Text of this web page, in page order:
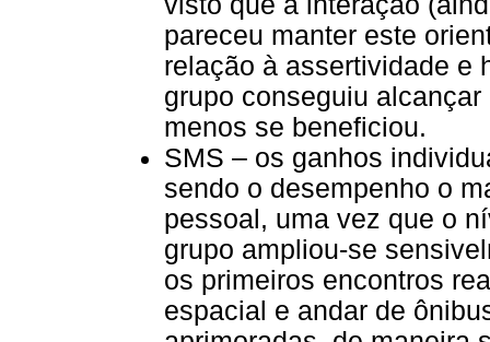
pareceu manter este
relação à assertividade e
grupo conseguiu
menos se beneficiou.
SMS – os ganhos
sendo o desempenho o
pessoal, uma vez que o
grupo ampliou-se
os primeiros encontros
espacial e andar de